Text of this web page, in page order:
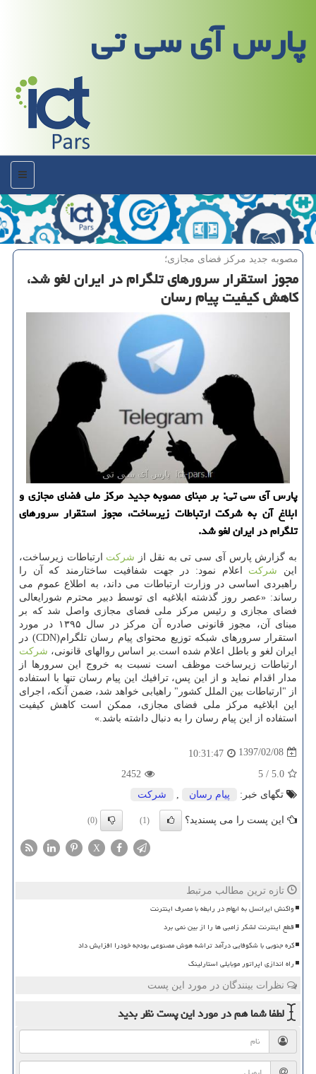
پارس آی سی تی
منو
مصوبه جدید مركز فضای مجازی؛
مجوز استقرار سرورهای تلگرام در ایران لغو شد،
كاهش كیفیت پیام رسان
پارس آی سی تی: بر مبنای مصوبه جدید مركز ملی فضای مجازی و
ابلاغ آن به شركت ارتباطات زیرساخت، مجوز استقرار سرورهای
تلگرام در ایران لغو شد.
به گزارش پارس آی سی تی به نقل از شركت ارتباطات زیرساخت،
این شركت اعلام نمود: در جهت شفافیت ساختارمند كه آن را
راهبردی اساسی در وزارت ارتباطات می داند، به اطلاع عموم می
رساند: «عصر روز گذشته ابلاغیه ای توسط دبیر محترم شورایعالی
فضای مجازی و رئیس مركز ملی فضای مجازی واصل شد كه بر
مبنای آن، مجوز قانونی صادره آن مركز در سال ۱۳۹۵ در مورد
استقرار سرورهای شبكه توزیع محتوای پیام رسان تلگرام(CDN) در
ایران لغو و باطل اعلام شده است.بر اساس روالهای قانونی، شركت
ارتباطات زیرساخت موظف است نسبت به خروج این سرورها از
مدار اقدام نماید و از این پس، ترافیك این پیام رسان تنها با استفاده
از "ارتباطات بین الملل كشور" راهیابی خواهد شد، ضمن آنكه، اجرای
این ابلاغیه مركز ملی فضای مجازی، ممكن است كاهش كیفیت
استفاده از این پیام رسان را به دنبال داشته باشد.»
1397/02/08
10:31:47
5.0
/
5
2452
تگهای خبر:
پیام رسان شركت
این پست را می پسندید؟ (1)
(0)
X
تازه ترین مطالب مرتبط
واکنش ایرانسل به ابهام در رابطه با مصرف اینترنت
قطع اینترنت لشکر زامبی ها را از بین نمی برد
کره جنوبی با شکوفایی درآمد تراشه هوش مصنوعی بودجه خودرا افزایش داد
راه اندازی اپراتور موبایلی استارلینک
نظرات بینندگان در مورد این پست
لطفا شما همدر مورد این پستنظر بدید